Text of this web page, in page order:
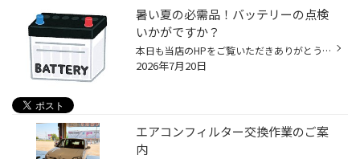
暑い夏の必需品！バッテリーの点検
いかがですか？
本日も当店のHPをご覧いただきありがとうございます！ 夏に多いクルマのトラブルのひとつが「バッテリー上がり」です！ 夏場はエアコンを使用する機会が増えるため、バッテリーにかかる負担も大きくなります。 特に、・エンジンのかかりが悪い・ライトが暗く感じる・バッテリーを交換してから数年経...
2026年7月20日
エアコンフィルター交換作業のご案
内